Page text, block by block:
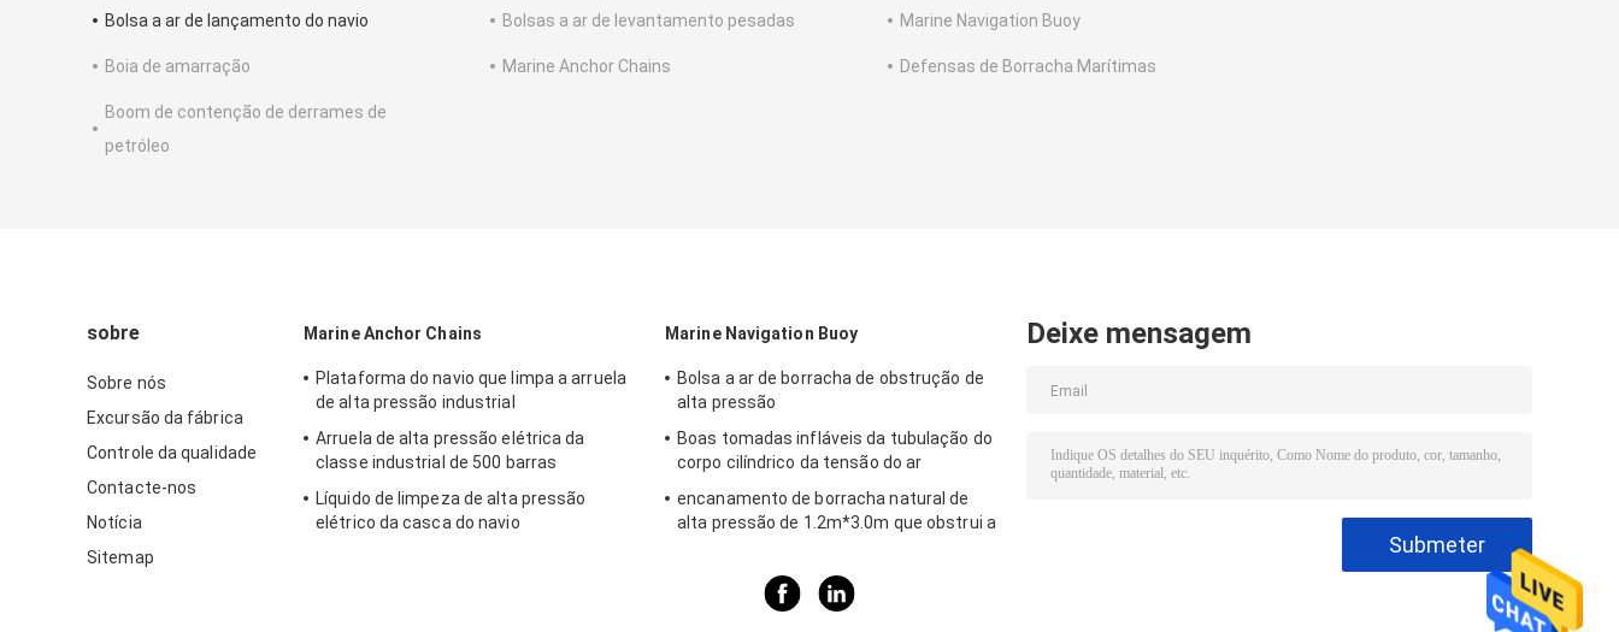
Bolsa a ar de lançamento do navio Bolsas a ar de levantamento pesadas Marine Navigation Buoy
Boia de amarração Marine Anchor Chains Defensas de Borracha Marítimas
Boom de contenção de derrames de
petróleo
sobre
Sobre nós
Excursão da fábrica
Controle da qualidade
Contacte-nos
Notícia
Sitemap
Marine Anchor Chains
Plataforma do navio que limpa a arruela
de alta pressão industrial
Arruela de alta pressão elétrica da
classe industrial de 500 barras
Líquido de limpeza de alta pressão
elétrico da casca do navio
Marine Navigation Buoy
Bolsa a ar de borracha de obstrução de
alta pressão
Boas tomadas infláveis da tubulação do
corpo cilíndrico da tensão do ar
encanamento de borracha natural de
alta pressão de 1.2m*3.0m que obstrui a
Deixe mensagem